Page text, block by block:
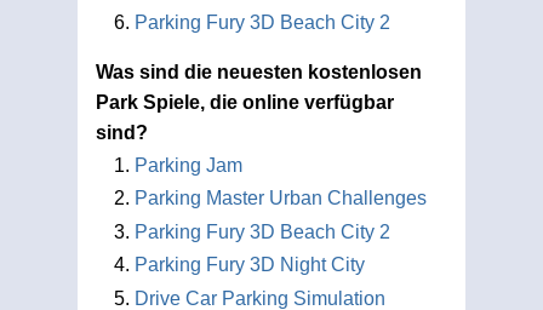
Parking Fury 3D Beach City 2
Was sind die neuesten kostenlosen
Park Spiele, die online verfügbar
sind?
Parking Jam
Parking Master Urban Challenges
Parking Fury 3D Beach City 2
Parking Fury 3D Night City
Drive Car Parking Simulation